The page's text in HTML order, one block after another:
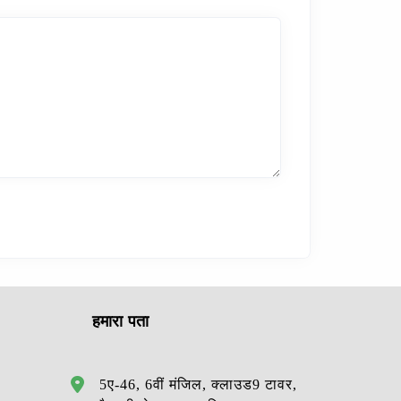
हमारा पता
5ए-46, 6वीं मंजिल, क्लाउड9 टावर,